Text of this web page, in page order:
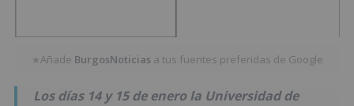
★Añade BurgosNoticias a tus fuentes preferidas de Google
Los días 14 y 15 de enero la Universidad de